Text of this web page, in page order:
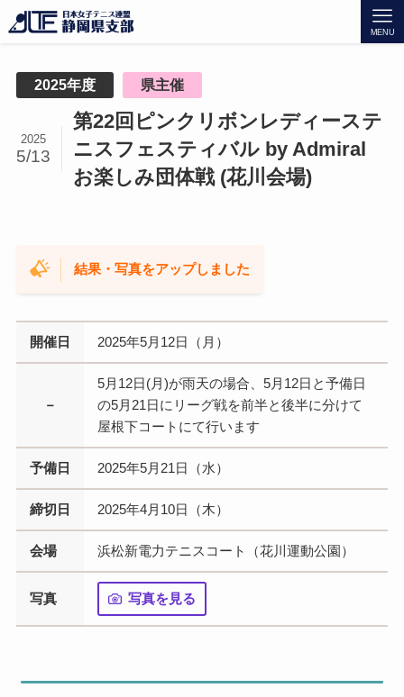
MENU
2025年度 県主催
第22回ピンクリボンレディーステ
ニスフェスティバル by Admiral
お楽しみ団体戦 (花川会場)
2025
5/13
結果・写真をアップしました
開催日 2025年5月12日（月）
－
5月12日(月)が雨天の場合、5月12日と予備日
の5月21日にリーグ戦を前半と後半に分けて
屋根下コートにて行います
予備日 2025年5月21日（水）
締切日 2025年4月10日（木）
会場 浜松新電力テニスコート（花川運動公園）
写真 写真を見る